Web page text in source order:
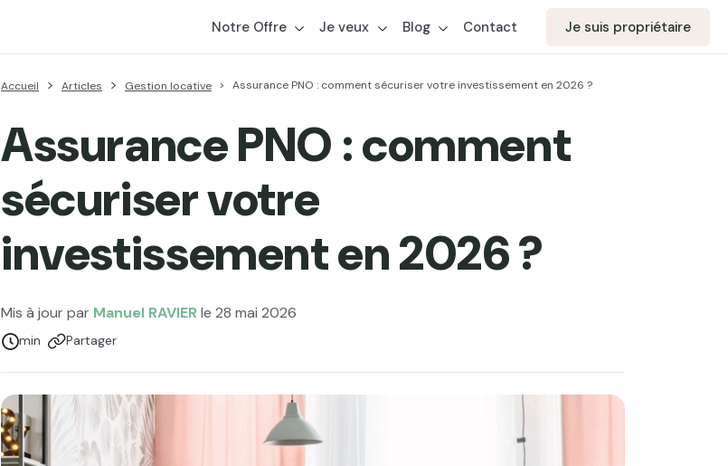
Notre Offre Je veux Blog Contact Je suis propriétaire
Accueil Articles Gestion locative Assurance PNO : comment sécuriser votre investissement en 2026 ?
Assurance PNO : comment
sécuriser votre
investissement en 2026 ?
Mis à jour par Manuel RAVIER le 28 mai 2026
Temps de lecture :
min Partager